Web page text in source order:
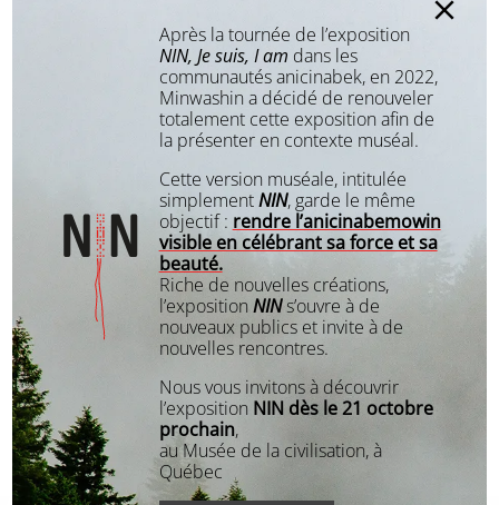
Après la tournée de l’exposition
NIN, Je suis, I am dans les
communautés anicinabek, en 2022,
Minwashin a décidé de renouveler
totalement cette exposition afin de
la présenter en contexte muséal.
Cette version muséale, intitulée
simplementNIN, garde le même
objectif : rendre l’anicinabemowin
visible en célébrant sa force et sa
beauté.
Riche de nouvelles créations,
l’expositionNINs’ouvre à de
nouveaux publics et invite à de
nouvelles rencontres.
Nous vous invitons à découvrir
l’exposition NIN dès le 21 octobre
prochain,
au Musée de la civilisation, à
Québec